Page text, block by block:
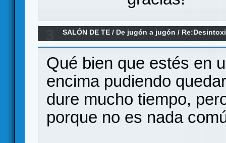
SALÓN DE TE / De jugón a jugón /
Qué bien que estés en
encima pudiendo
dure mucho tiempo,
porque no es nada